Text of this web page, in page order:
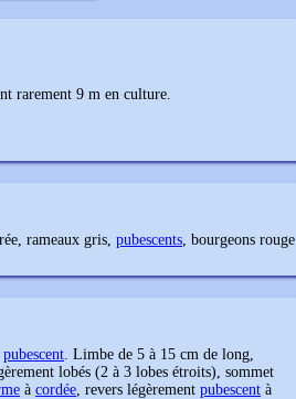
rarement 9 m en culture.
rameaux gris, pubescents, bourgeons rouge
pubescent. Limbe de 5 à 15 cm de long,
lobés (2 à 3 lobes étroits), sommet
à cordée, revers légèrement pubescent à